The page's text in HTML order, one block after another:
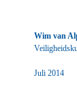
Wim van
Juli 2014